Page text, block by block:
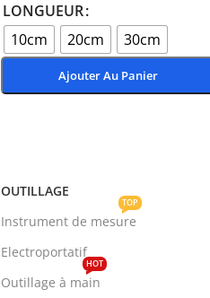
LONGUEUR
10cm
20cm 30cm
Ajouter Au Panier
OUTILLAGE
Instrument de mesure
TOP
Electroportatif
Outillage à main
HOT